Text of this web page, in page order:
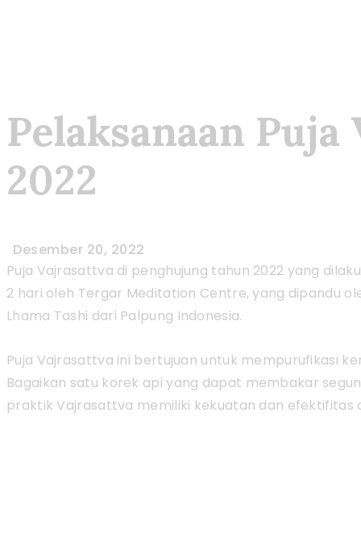
Pelaksanaan
2022
Desember 20, 2022
Puja Vajrasattva di penghujung tahun 2022 yang
2 hari oleh Tergar Meditation Centre, yang dipandu
Lhama Tashi dari Palpung Indonesia.
Puja Vajrasattva ini bertujuan untuk mempurufikasi
Bagaikan satu korek api yang dapat membakar
praktik Vajrasattva memiliki kekuatan dan efektifitas